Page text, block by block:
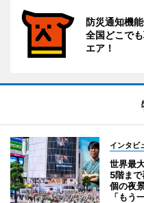
防災通知機
全国どこで
エア！
インタビ
世界最
5階ま
個の夜
「もう